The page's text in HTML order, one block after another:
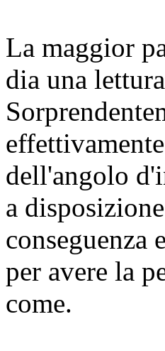
La maggior
dia una
effettivamente
dell'angolo
a
per avere la
come.